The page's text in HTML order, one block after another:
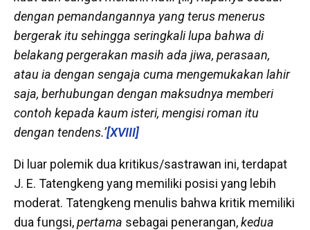
dengan pemandangannya yang terus menerus
bergerak itu sehingga seringkali lupa bahwa di
belakang pergerakan masih ada jiwa, perasaan,
atau ia dengan sengaja cuma mengemukakan lahir
saja, berhubungan dengan maksudnya memberi
contoh kepada kaum isteri, mengisi roman itu
dengan tendens.’[XVIII]
Di luar polemik dua kritikus/sastrawan ini, terdapat
J. E. Tatengkeng yang memiliki posisi yang lebih
moderat. Tatengkeng menulis bahwa kritik memiliki
dua fungsi,pertama sebagai penerangan,kedua